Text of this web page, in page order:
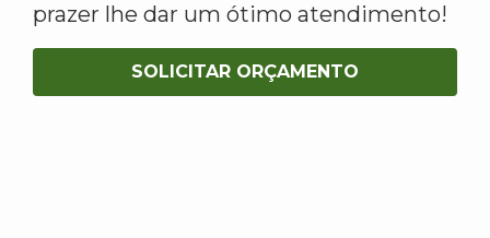
prazer lhe dar um ótimo atendimento!
SOLICITAR ORÇAMENTO